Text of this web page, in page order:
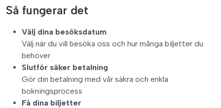
Så fungerar det
Välj dina besöksdatum
Välj när du vill besöka oss och hur många biljetter du
behöver
Slutför säker betalning
Gör din betalning med vår säkra och enkla
bokningsprocess
Få dina biljetter